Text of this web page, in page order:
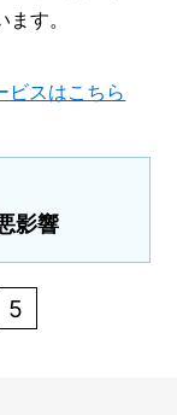
す。
ビスはこちら
影響
5